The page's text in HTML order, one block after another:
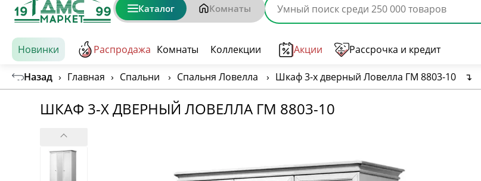
Каталог Комнаты
Новинки Распродажа Комнаты Коллекции Акции Рассрочка и кредит
Назад › Главная › Спальни › Спальня Ловелла › Шкаф 3-х дверный Ловелла ГМ 8803-10 ↴
ШКАФ 3-Х ДВЕРНЫЙ ЛОВЕЛЛА ГМ 8803-10